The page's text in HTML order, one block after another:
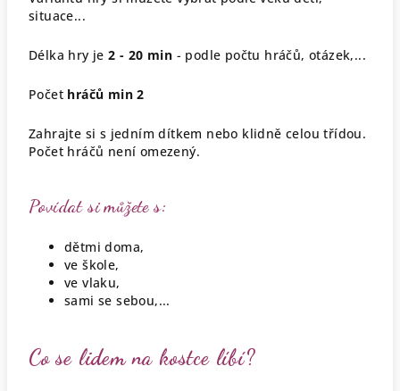
situace...
Délka hry je 2 - 20 min - podle počtu hráčů, otázek,...
Počet hráčů min 2
Zahrajte si s jedním dítkem nebo klidně celou třídou.
Počet hráčů není omezený.
Povídat si můžete s:
dětmi doma,
ve škole,
ve vlaku,
sami se sebou,...
Co se lidem na kostce líbí?